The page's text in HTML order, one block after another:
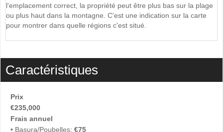
l'emplacement correct, la propriété peut être plus bas sur la plage
ou plus haut dans la montagne. C'est une indication sur la carte
pour montrer dans quelle régions c'est situé.
Caractéristiques
Prix
€235,000
Frais annuel
• Basura/Poubelles: €75